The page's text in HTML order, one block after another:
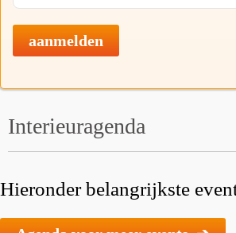
aanmelden
Interieuragenda
Hieronder belangrijkste